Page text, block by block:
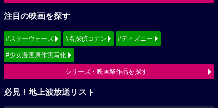
注目の映画を探す
#スターウォーズ #名探偵コナン #ディズニー
#少女漫画原作実写化
シリーズ・映画祭作品を探す
必見！地上波放送リスト